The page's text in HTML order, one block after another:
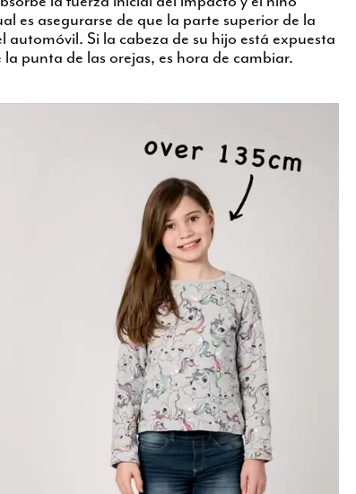
es asegurarse de que la parte superior de la
Si la cabeza de su hijo está expuesta
punta de las orejas, es hora de cambiar.